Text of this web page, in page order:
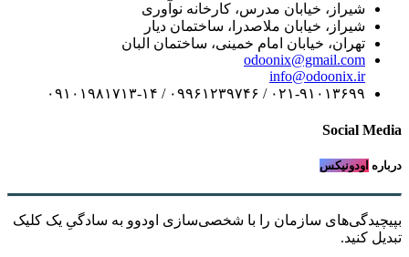
شیراز، خیابان مدرس، کارخانه نوآوری
شیراز، خیابان ملاصدرا، ساختمان دیار
تهران، خیابان امام خمینی، ساختمان البان
odoonix@gmail.com
info@odoonix.ir
۰۲۱-۹۱۰۱۳۶۹۹ / ۰۹۹۶۱۲۳۹۷۴۶ / ۰۹۱۰۱۹۸۱۷۱۳-۱۴
Social Media
درباره اودونیکس
بپیچیدگی‌های سازمان را با شخصی‌سازی اودوو به سادگیِ یک کلیک
تبدیل کنید.